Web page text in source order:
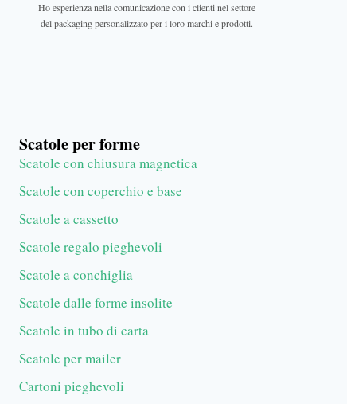
Ho esperienza nella comunicazione con i clienti nel settore
del packaging personalizzato per i loro marchi e prodotti.
Scatole per forme
Scatole con chiusura magnetica
Scatole con coperchio e base
Scatole a cassetto
Scatole regalo pieghevoli
Scatole a conchiglia
Scatole dalle forme insolite
Scatole in tubo di carta
Scatole per mailer
Cartoni pieghevoli